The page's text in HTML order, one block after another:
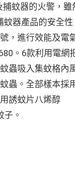
蚊器的火警，雖
蚊器產品的安全
，進行效能及電
。6款利用電網
蟲吸入集蚊格內
蟲。全部樣本採
誘蚊片八烯醇
。